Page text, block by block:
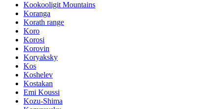
Kookooligit Mountains
Koranga
Korath range
Koro
Korosi
Korovin
Koryaksky
Kos
Koshelev
Kostakan
Emi Koussi
Kozu-Shima